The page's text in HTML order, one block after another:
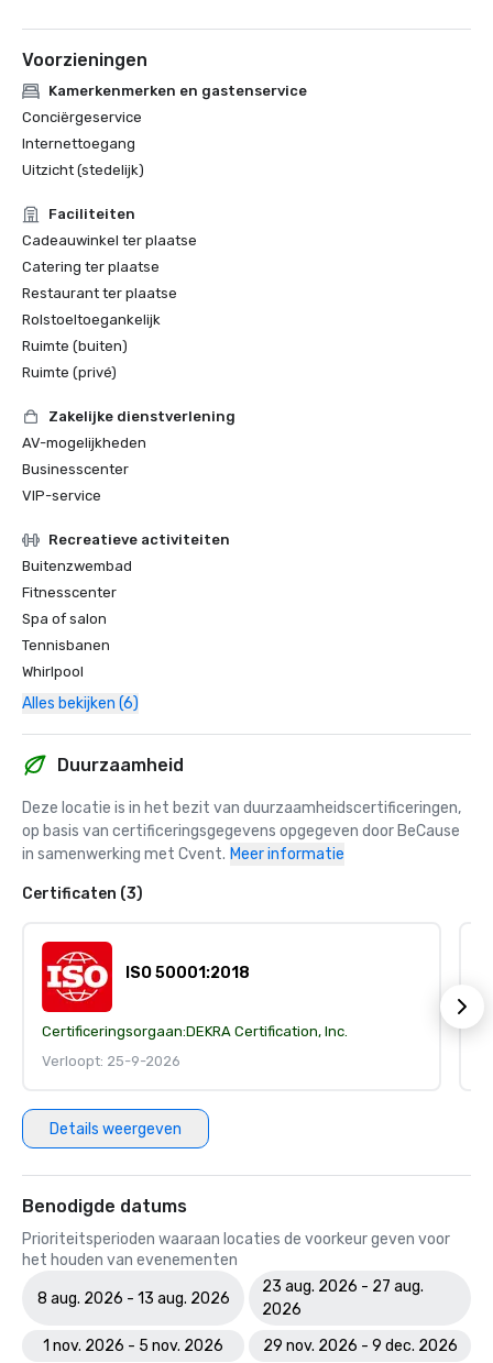
Voorzieningen
Kamerkenmerken en gastenservice
Conciërgeservice
Internettoegang
Uitzicht (stedelijk)
Faciliteiten
Cadeauwinkel ter plaatse
Catering ter plaatse
Restaurant ter plaatse
Rolstoeltoegankelijk
Ruimte (buiten)
Ruimte (privé)
Zakelijke dienstverlening
AV-mogelijkheden
Businesscenter
VIP-service
Recreatieve activiteiten
Buitenzwembad
Fitnesscenter
Spa of salon
Tennisbanen
Whirlpool
Alles bekijken (6)
Duurzaamheid
Deze locatie is in het bezit van duurzaamheidscertificeringen,
op basis van certificeringsgegevens opgegeven door BeCause
in samenwerking met Cvent. Meer informatie
Certificaten (3)
ISO 50001:2018
Certificeringsorgaan:DEKRA Certification, Inc.
Verloopt: 25-9-2026
Details weergeven
Benodigde datums
Prioriteitsperioden waaraan locaties de voorkeur geven voor
het houden van evenementen
8 aug. 2026 - 13 aug. 2026
23 aug. 2026 - 27 aug.
2026
1 nov. 2026 - 5 nov. 2026
29 nov. 2026 - 9 dec. 2026